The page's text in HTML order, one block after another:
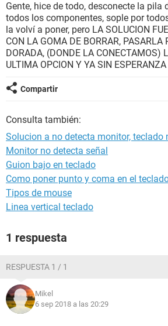
Gente, hice de todo, desconecte la pila
todos los componentes, sople por
la volví a poner, pero LA SOLUCION
CON LA GOMA DE BORRAR, PASARLA
DORADA, (DONDE LA CONECTAMOS)
ULTIMA OPCION Y YA SIN
Compartir
Consulta también:
Solucion a no detecta monitor, teclado
Monitor no detecta señal
Guion bajo en teclado
Como poner punto y coma en el
Tipos de mouse
Linea vertical teclado
1 respuesta
RESPUESTA 1 / 1
Mikel
6 sep 2018 a las 20:29